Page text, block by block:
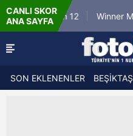
CANLI SKOR
ANA SAYFA
Match 12 Winner Match 2
SON EKLENENLER BEŞİKTAŞ